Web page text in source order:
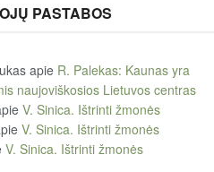
PASTABOS
apie R. Palekas: Kaunas yra
naujoviškosios Lietuvos centras
V. Sinica. Ištrinti žmonės
V. Sinica. Ištrinti žmonės
V. Sinica. Ištrinti žmonės